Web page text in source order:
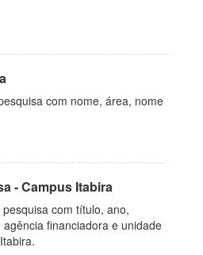
com nome, área, nome
- Campus Itabira
com título, ano,
financiadora e unidade